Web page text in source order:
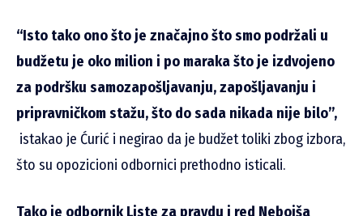
“Isto tako ono što je značajno što smo podržali u
budžetu je oko milion i po maraka što je izdvojeno
za podršku samozapošljavanju, zapošljavanju i
pripravničkom stažu, što do sada nikada nije bilo”,
istakao je Ćurić i negirao da je budžet toliki zbog izbora,
što su opozicioni odbornici prethodno isticali.
Tako je odbornik Liste za pravdu i red Nebojša